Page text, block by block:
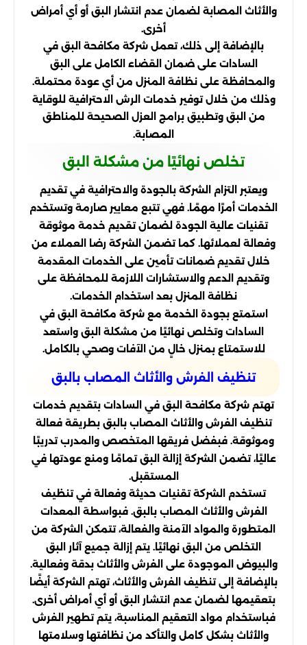
والأثاث المصابة لضمان عدم انتشار البق أو أي أمراض
أخرى.
بالإضافة إلى ذلك، تعمل شركة مكافحة البق في
السادات على ضمان القضاء الكامل على البق
والمحافظة على نظافة المنزل من أي عودة محتملة.
وذلك من خلال توفير خدمات الرش الاحترافية للوقاية
من البق وتطبيق برامج العزل الصحيحة للمناطق
المصابة.
تخلص نهائيًا من مشكلة البق
ويعتبر التزام الشركة بالجودة والاحترافية في تقديم
الخدمات أمرًا مهمًا. فهي تتبع معايير صارمة وتستخدم
تقنيات عالية الجودة لضمان تقديم خدمة موثوقة
وفعالة لعملائها. كما تضمن الشركة رضا العملاء من
خلال تقديم ضمانات تأمين على الخدمات المقدمة
وتقديم الدعم والاستشارات اللازمة للمحافظة على
نظافة المنزل بعد استخدام الخدمات.
استمتع بجودة الخدمة مع شركة مكافحة البق في
السادات وتخلص نهائيًا من مشكلة البق واستعد
للاستمتاع بمنزل خالٍ من الآفات وصحي بالكامل.
تنظيف الفرش والأثاث المصاب بالبق
تهتم شركة مكافحة البق في السادات بتقديم خدمات
تنظيف الفرش والأثاث المصاب بالبق بطريقة فعالة
وموثوقة. فبفضل فريقها المتخصص والمدرب تدريبًا
عاليًا، تضمن الشركة إزالة البق تمامًا ومنع عودتها في
المستقبل.
تستخدم الشركة تقنيات حديثة وفعالة في تنظيف
الفرش والأثاث المصاب بالبق. فبواسطة المعدات
المتطورة والمواد الآمنة والفعالة، تتمكن الشركة من
التخلص من البق نهائيًا. يتم إزالة جميع آثار البق
والبيوض الموجودة على الفرش والأثاث بدقة وفعالية.
بالإضافة إلى تنظيف الفرش والأثاث، تهتم الشركة أيضًا
بتعقيمها لضمان عدم انتشار البق أو أي أمراض أخرى.
فباستخدام مواد التعقيم المناسبة، يتم تطهير الفرش
والأثاث بشكل كامل والتأكد من نظافتها وسلامتها